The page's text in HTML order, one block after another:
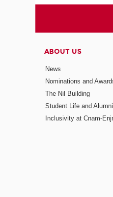
ABOUT US
News
Nominations and
The Nil Building
Student Life and Alumni
Inclusivity at Cnam-